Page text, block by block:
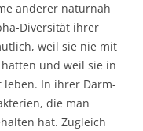
anderer naturnah
Diversität ihrer
weil sie nie mit
und weil sie in
In ihrer Darm-
die man
hat. Zugleich